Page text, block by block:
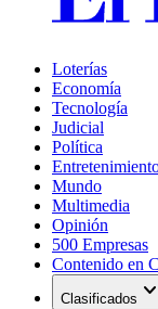
Loterías
Economía
Tecnología
Judicial
Política
Mundo
Multimedia
Opinión
500 Empresas
Contenido en
Clasificados expand_more